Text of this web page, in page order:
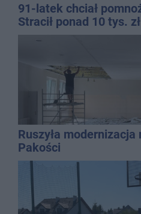
91-latek chciał
Stracił ponad 10 tys. zł
Ruszyła modernizacja
Pakości